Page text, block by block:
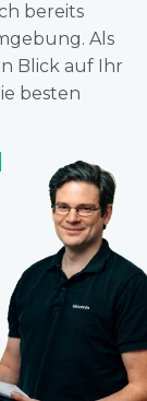
bereits
Als
Blick auf Ihr
besten